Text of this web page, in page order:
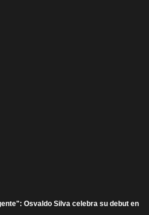
Osvaldo Silva celebra su debut en